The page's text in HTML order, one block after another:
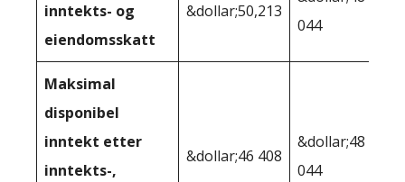
inntekts- og
eiendomsskatt
&dollar;50,213
044
Maksimal
disponibel
inntekt etter
inntekts-,
&dollar;46 408
&dollar;48
044